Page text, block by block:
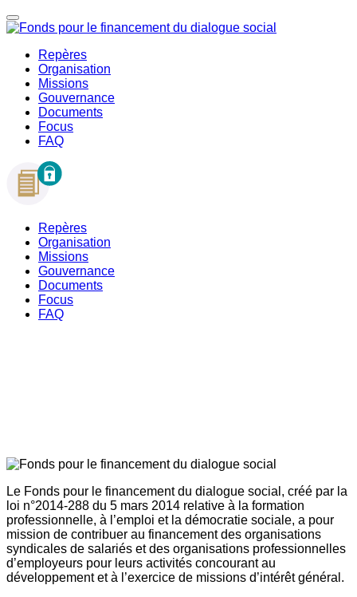
Repères
Organisation
Missions
Gouvernance
Documents
Focus
FAQ
Repères
Organisation
Missions
Gouvernance
Documents
Focus
FAQ
Le Fonds pour le financement du dialogue social, créé par la
loi n°2014-288 du 5 mars 2014 relative à la formation
professionnelle, à l’emploi et la démocratie sociale, a pour
mission de contribuer au financement des organisations
syndicales de salariés et des organisations professionnelles
d’employeurs pour leurs activités concourant au
développement et à l’exercice de missions d’intérêt général.